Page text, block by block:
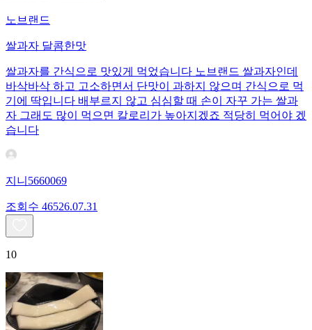
노브랜드
쌀과자 달콤한맛
쌀과자를 간식으로 맛있게 먹었습니다 노브랜드 쌀과자인데
바삭바삭 하고 고소하면서 단맛이 과하지 않으며 간식으로 먹
기에 딱입니다 배부르지 않고 심심할 때 손이 자꾸 가는 쌀과
자 그래도 많이 먹으면 칼로리가 높아지겠죠 적당히 먹어야 겠
습니다
지니5660069
조회수 46526.07.31
10